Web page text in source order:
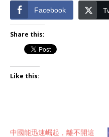
Facebook
Share this:
Like this:
中國能迅速崛起，離不開這